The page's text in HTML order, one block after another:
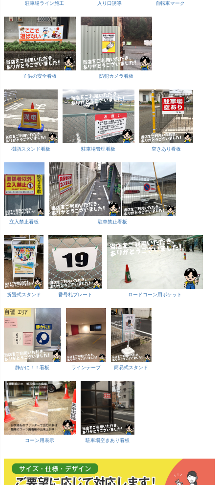
駐車場ライン施工 入り口誘導 自転車マーク
子供の安全看板 防犯カメラ看板
樹脂スタンド看板 駐車場管理看板 空きあり看板
立入禁止看板 駐車禁止看板
折畳式スタンド 番号札プレート ロードコーン用ポケット
静かに！！看板 ラインテープ 簡易式スタンド
コーン用表示 駐車場空きあり看板